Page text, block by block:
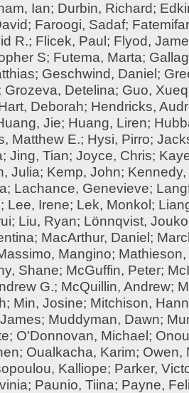
Ian; Durbin, Richard;
; Faroogi, Sadaf;
R.; Flicek, Paul ; Flyod,
S; Futema, Marta;
; Geschwind, Daniel ;
Grozeva, Detelina; Guo,
Deborah; Hendricks,
Jie; Huang, Liren;
Matthew E.; Hysi, Pirro;
; Jing, Tian; Joyce, Chris;
Julia; Kemp, John;
; Lachance, Genevieve;
; Lee, Irene; Lek, Monkol ;
; Liu, Ryan; Lönnqvist, Jouko
; MacArthur, Daniel ;
Mangino; Mathieson,
Shane; McGuffin, Peter;
G.; McQuillin, Andrew;
; Min, Josine; Mitchison,
; Muddyman, Dawn;
; O'Donnovan, Michael ;
; Oualkacha, Karim; Owen,
Kalliope; Parker,
; Paunio, Tiina; Payne,